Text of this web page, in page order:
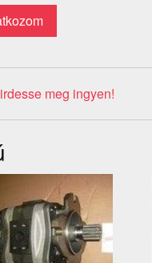
meg ingyen!